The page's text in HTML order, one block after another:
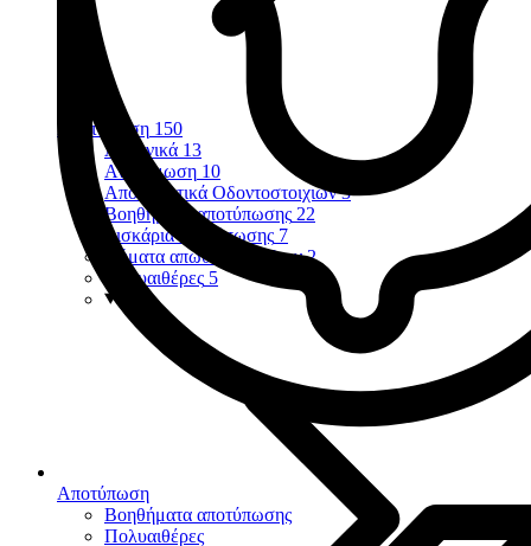
Αποτύπωση
Βοηθήματα αποτύπωσης
Πολυαιθέρες
Αποτύπωση 150
Αλγηνικά 13
Αναγόμωση 10
Αποτυπωτικά Οδοντοστοιχιών 3
Βοηθήματα αποτύπωσης 22
Δισκάρια αποτύπωσης 7
Νήματα απώθησης ούλων 2
Πολυαιθέρες 5